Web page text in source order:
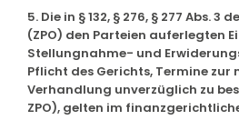
5. Die in § 132, § 276, § 277 Abs.
(ZPO) den Parteien auferlegten
Stellungnahme- und
Pflicht des Gerichts, Termine zur
Verhandlung unverzüglich zu
ZPO), gelten im